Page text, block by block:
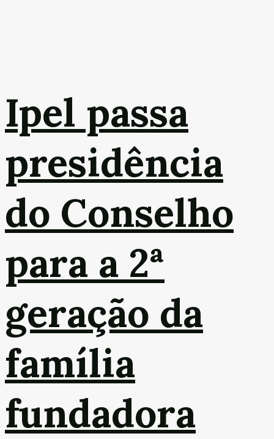
Ipel passa
presidência
do Conselho
para a 2ª
geração da
família
fundadora